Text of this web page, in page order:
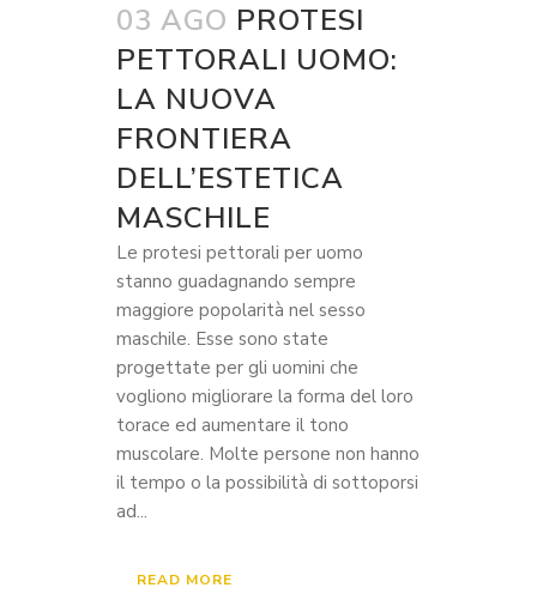
03 AGO PROTESI
PETTORALI UOMO:
LA NUOVA
FRONTIERA
DELL’ESTETICA
MASCHILE
Le protesi pettorali per uomo
stanno guadagnando sempre
maggiore popolarità nel sesso
maschile. Esse sono state
progettate per gli uomini che
vogliono migliorare la forma del loro
torace ed aumentare il tono
muscolare. Molte persone non hanno
il tempo o la possibilità di sottoporsi
ad...
READ MORE